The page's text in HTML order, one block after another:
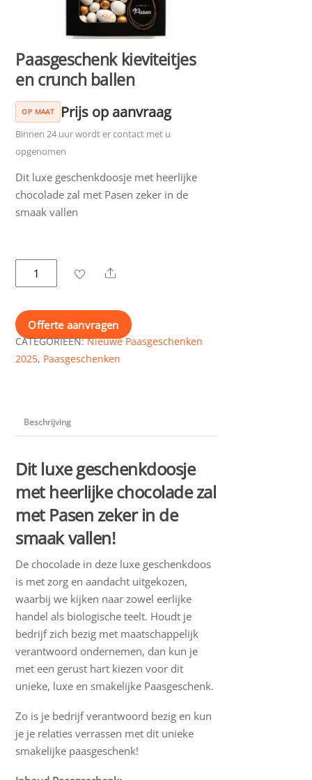
Paasgeschenk kieviteitjes
en crunch ballen
OP MAAT Prijs op aanvraag
Binnen 24 uur wordt er contact met u
opgenomen
Dit luxe geschenkdoosje met heerlijke
chocolade zal met Pasen zeker in de
smaak vallen
Paasgeschenk
kieviteitjes
crunch
ballen
aantal
Share
Offerte aanvragen
CATEGORIEËN:Nieuwe Paasgeschenken
2025, Paasgeschenken
Beschrijving
Dit luxe geschenkdoosje
met heerlijke chocolade zal
met Pasen zeker in de
smaak vallen!
De chocolade in deze luxe geschenkdoos
is met zorg en aandacht uitgekozen,
waarbij we kijken naar zowel eerlijke
handel als biologische teelt. Houdt je
bedrijf zich bezig met maatschappelijk
verantwoord ondernemen, dan kun je
met een gerust hart kiezen voor dit
unieke, luxe en smakelijke Paasgeschenk.
Zo is je bedrijf verantwoord bezig en kun
je je relaties verrassen met dit unieke
smakelijke paasgeschenk!